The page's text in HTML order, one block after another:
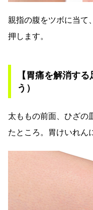
親指の腹をツボに当て
押します。
【胃痛を解消す
う）
太ももの前面、ひざの
たところ。胃けいれん